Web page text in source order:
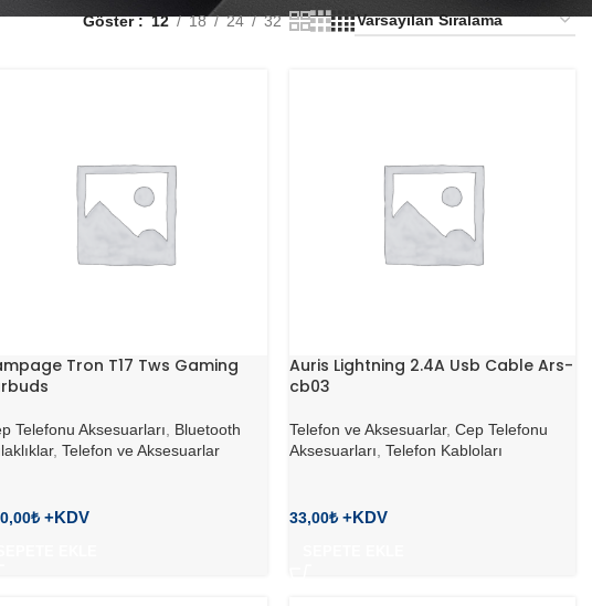
Göster 12 18 24 32
Tron T17 Tws Gaming
Telefonu Aksesuarları
Bluetooth
, Telefon ve Aksesuarlar
₺
Auris Lightning 2.4A Usb Cable Ars-
cb03
Telefon ve Aksesuarlar,Cep Telefonu
Aksesuarları ,Telefon Kabloları
33,00₺